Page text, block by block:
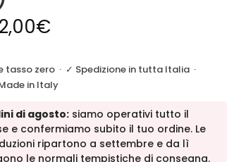
€
tasso zero· ✓ Spedizione in tutta Italia·
in Italy
di agosto:siamo operativi tutto il
e confermiamo subito il tuo ordine. Le
ripartono a settembre e da lì
le normali tempistiche di consegna.